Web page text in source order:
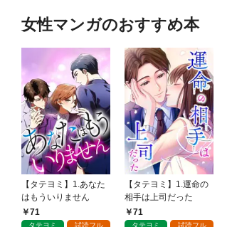
女性マンガのおすすめ本
【タテヨミ】1.あなた
はもういりません
71
タテヨミ 試読フル
【タテヨミ】1.運命の
相手は上司だった
71
タテヨミ 試読フル